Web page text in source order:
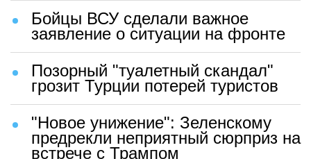
Бойцы ВСУ сделали важное
заявление о ситуации на фронте
Позорный "туалетный скандал"
грозит Турции потерей туристов
"Новое унижение": Зеленскому
предрекли неприятный сюрприз на
встрече с Трампом